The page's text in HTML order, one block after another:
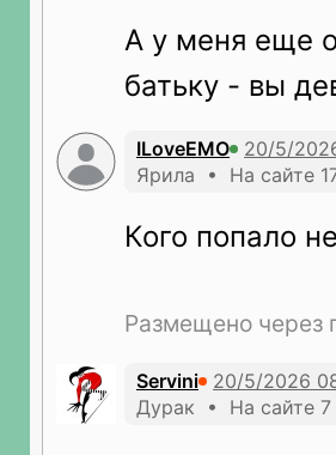
А у меня еще
батьку - вы
ILoveEMO
Ярила • На сайте
Кого попало
Размещено через
Servini
Дурак • На сайте 7